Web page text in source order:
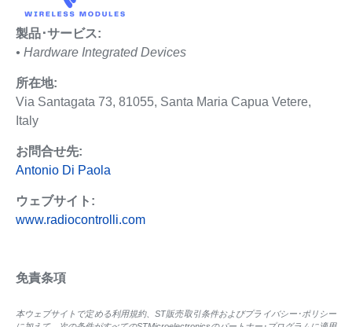
製品･サービス:
• Hardware Integrated Devices
所在地:
Via Santagata 73, 81055, Santa Maria Capua Vetere,
Italy
お問合せ先:
Antonio Di Paola
ウェブサイト:
www.radiocontrolli.com
免責条項
本ウェブサイトで定める利用規約、ST販売取引条件およびプライバシー･ポリシー